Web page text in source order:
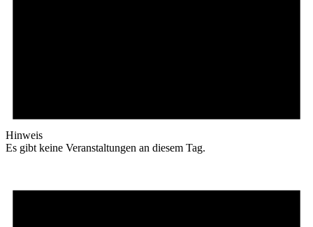
Hinweis
Es gibt keine Veranstaltungen an diesem Tag.